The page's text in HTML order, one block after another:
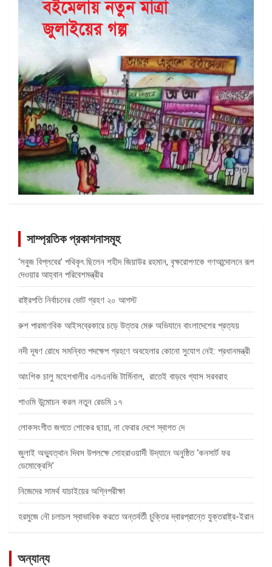
সাম্প্রতিক প্রকাশনাসমূহ
‘সবুজ বিপ্লবের’ পথিকৃৎ ছিলেন শহীদ জিয়াউর রহমান, বৃক্ষরোপণকে গণআন্দোলনে রূপ
দেওয়ার আহ্বান পরিবেশমন্ত্রীর
রাষ্ট্রপতি নির্বাচনের ভোট গ্রহণ ২০ আগস্ট
রুশ পারমাণবিক আইসব্রেকারে চড়ে উত্তর মেরু অভিযানে বাংলাদেশের প্রত্যয়
নদী দূষণ রোধে সমন্বিত পদক্ষেপ গ্রহণে অবহেলার কোনো সুযোগ নেই: প্রধানমন্ত্রী
আংশিক চালু মহেশখালীর এলএনজি টার্মিনাল, রাতেই বাড়বে গ্যাস সরবরাহ
শাওমি উন্মোচন করল নতুন রেডমি ১৭
লোকসংগীত জগতে শোকের ছায়া, না ফেরার দেশে স্বাগত দে
জুলাই অভ্যুত্থান দিবস উপলক্ষে সোহরাওয়ার্দী উদ্যানে অনুষ্ঠিত ‘কনসার্ট ফর
ডেমোক্রেসি’
নিজেদের সামর্থ যাচাইয়ের অগ্নিপরীক্ষা
হরমুজে নৌ চলাচল স্বাভাবিক করতে অন্তর্বর্তী চুক্তির দ্বারপ্রান্তে যুক্তরাষ্ট্র-ইরান
অন্যান্য